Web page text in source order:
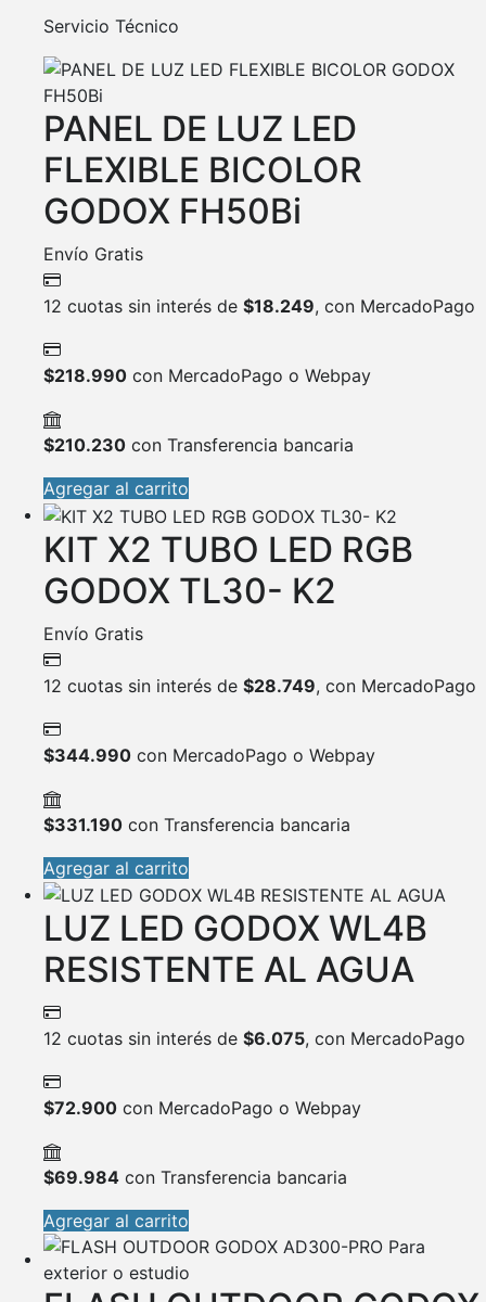
Servicio Técnico
PANEL DE LUZ LED
FLEXIBLE BICOLOR
GODOX FH50Bi
Envío Gratis
12 cuotas sin interés de $18.249, con MercadoPago
$218.990 con MercadoPago o Webpay
$210.230 con Transferencia bancaria
Agregar al carrito
KIT X2 TUBO LED RGB
GODOX TL30- K2
Envío Gratis
12 cuotas sin interés de $28.749, con MercadoPago
$344.990 con MercadoPago o Webpay
$331.190 con Transferencia bancaria
Agregar al carrito
LUZ LED GODOX WL4B
RESISTENTE AL AGUA
12 cuotas sin interés de $6.075, con MercadoPago
$72.900 con MercadoPago o Webpay
$69.984 con Transferencia bancaria
Agregar al carrito